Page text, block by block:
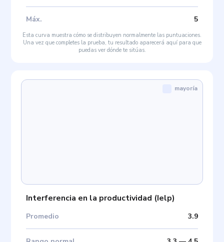
Máx. 5
Esta curva muestra cómo se distribuyen normalmente las puntuaciones.
Una vez que completes la prueba, tu resultado aparecerá aquí para que
puedas ver dónde te sitúas.
Interferencia en la productividad (Ielp)
Promedio 3.9
mayoría